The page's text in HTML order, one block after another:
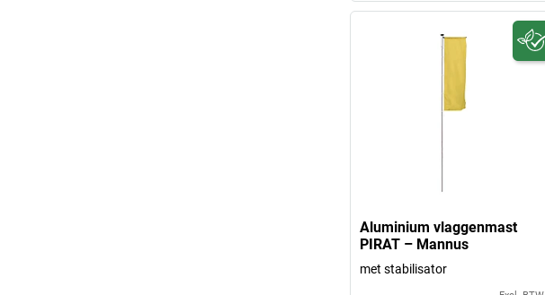
Aluminium vlaggenmast
PIRAT – Mannus
met stabilisator